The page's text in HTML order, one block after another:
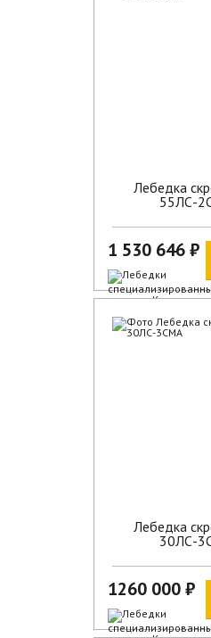
Лебедка
55ЛС-
1 530 646 ₽
В наличии
Лебедка
30ЛС-
1260 000 ₽